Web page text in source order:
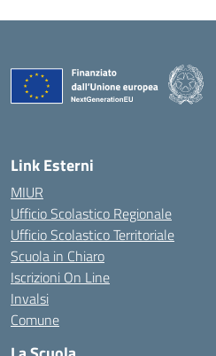
Link Esterni
MIUR
Ufficio Scolastico Regionale
Ufficio Scolastico Territoriale
Scuola in Chiaro
Iscrizioni On Line
Invalsi
Comune